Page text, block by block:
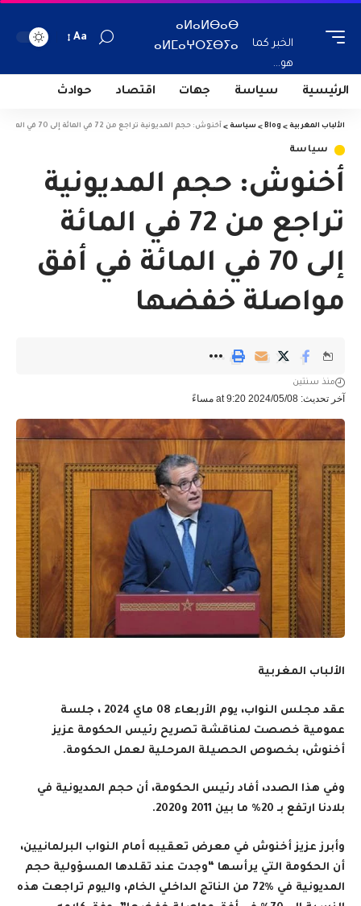
الخبر كما
هو...
ⴰⵍⴰⵍⴱⴰⴱ
ⴰⵍⵎⴰⵖⵔⵉⴱⵢⴰ
Aa
الرئيسية سياسة جهات اقتصاد حوادث
الألباب المغربية >
Blog
> سياسة > أخنوش: حجم المديونية تراجع من 72 في المائة إلى 70 في المائة في أفق مواصلة خفضها
سياسة
أخنوش: حجم المديونية
تراجع من 72 في المائة
إلى 70 في المائة في أفق
مواصلة خفضها
آخر تحديث: 2024/05/08 at 9:20 مساءً
منذ سنتين
الألباب المغربية
عقد مجلس النواب، يوم الأربعاء 08 ماي 2024 ، جلسة
عمومية خصصت لمناقشة تصريح رئيس الحكومة عزيز
أخنوش، بخصوص الحصيلة المرحلية لعمل الحكومة.
وفي هذا الصدد، أفاد رئيس الحكومة، أن حجم المديونية في
بلادنا ارتفع بـ 20% ما بين 2011 و2020
.
وأبرز عزيز أخنوش في معرض تعقيبه أمام النواب البرلمانيين،
أن الحكومة التي يرأسها “وجدت عند تقلدها المسؤولية حجم
المديونية في %72 من الناتج الداخلي الخام، واليوم تراجعت هذه